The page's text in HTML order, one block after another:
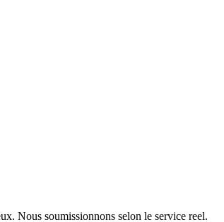
Nous soumissionnons selon le service reel.